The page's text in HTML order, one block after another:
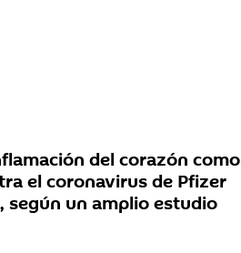
del corazón como
el coronavirus de Pfizer
un amplio estudio